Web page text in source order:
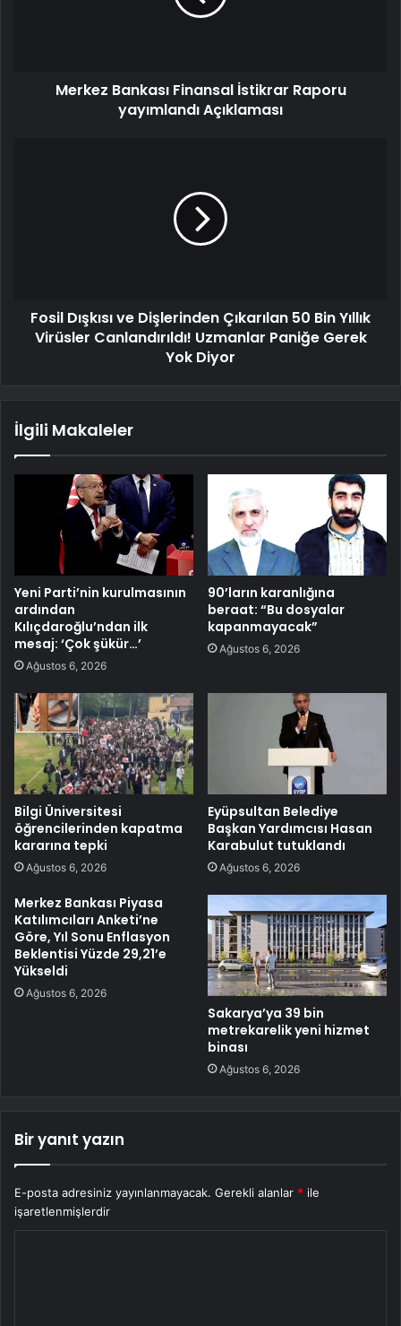
Merkez Bankası Finansal İstikrar Raporu
yayımlandı Açıklaması
Fosil Dışkısı ve Dişlerinden Çıkarılan 50 Bin Yıllık
Virüsler Canlandırıldı! Uzmanlar Paniğe Gerek
Yok Diyor
İlgili Makaleler
Yeni Parti’nin kurulmasının
ardından
Kılıçdaroğlu’ndan ilk
mesaj: ‘Çok şükür…’
Ağustos 6, 2026
90’ların karanlığına
beraat: “Bu dosyalar
kapanmayacak”
Ağustos 6, 2026
Bilgi Üniversitesi
öğrencilerinden kapatma
kararına tepki
Ağustos 6, 2026
Eyüpsultan Belediye
Başkan Yardımcısı Hasan
Karabulut tutuklandı
Ağustos 6, 2026
Merkez Bankası Piyasa
Katılımcıları Anketi’ne
Göre, Yıl Sonu Enflasyon
Beklentisi Yüzde 29,21’e
Yükseldi
Ağustos 6, 2026
Sakarya’ya 39 bin
metrekarelik yeni hizmet
binası
Ağustos 6, 2026
Bir yanıt yazın
E-posta adresiniz yayınlanmayacak. Gerekli alanlar * ile
işaretlenmişlerdir